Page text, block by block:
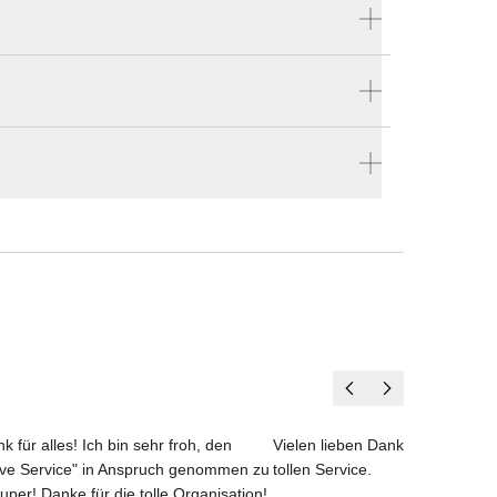
für alles! Ich bin sehr froh, den
Service" in Anspruch genommen zu
Vielen lieben Dank für das
tollen Service.